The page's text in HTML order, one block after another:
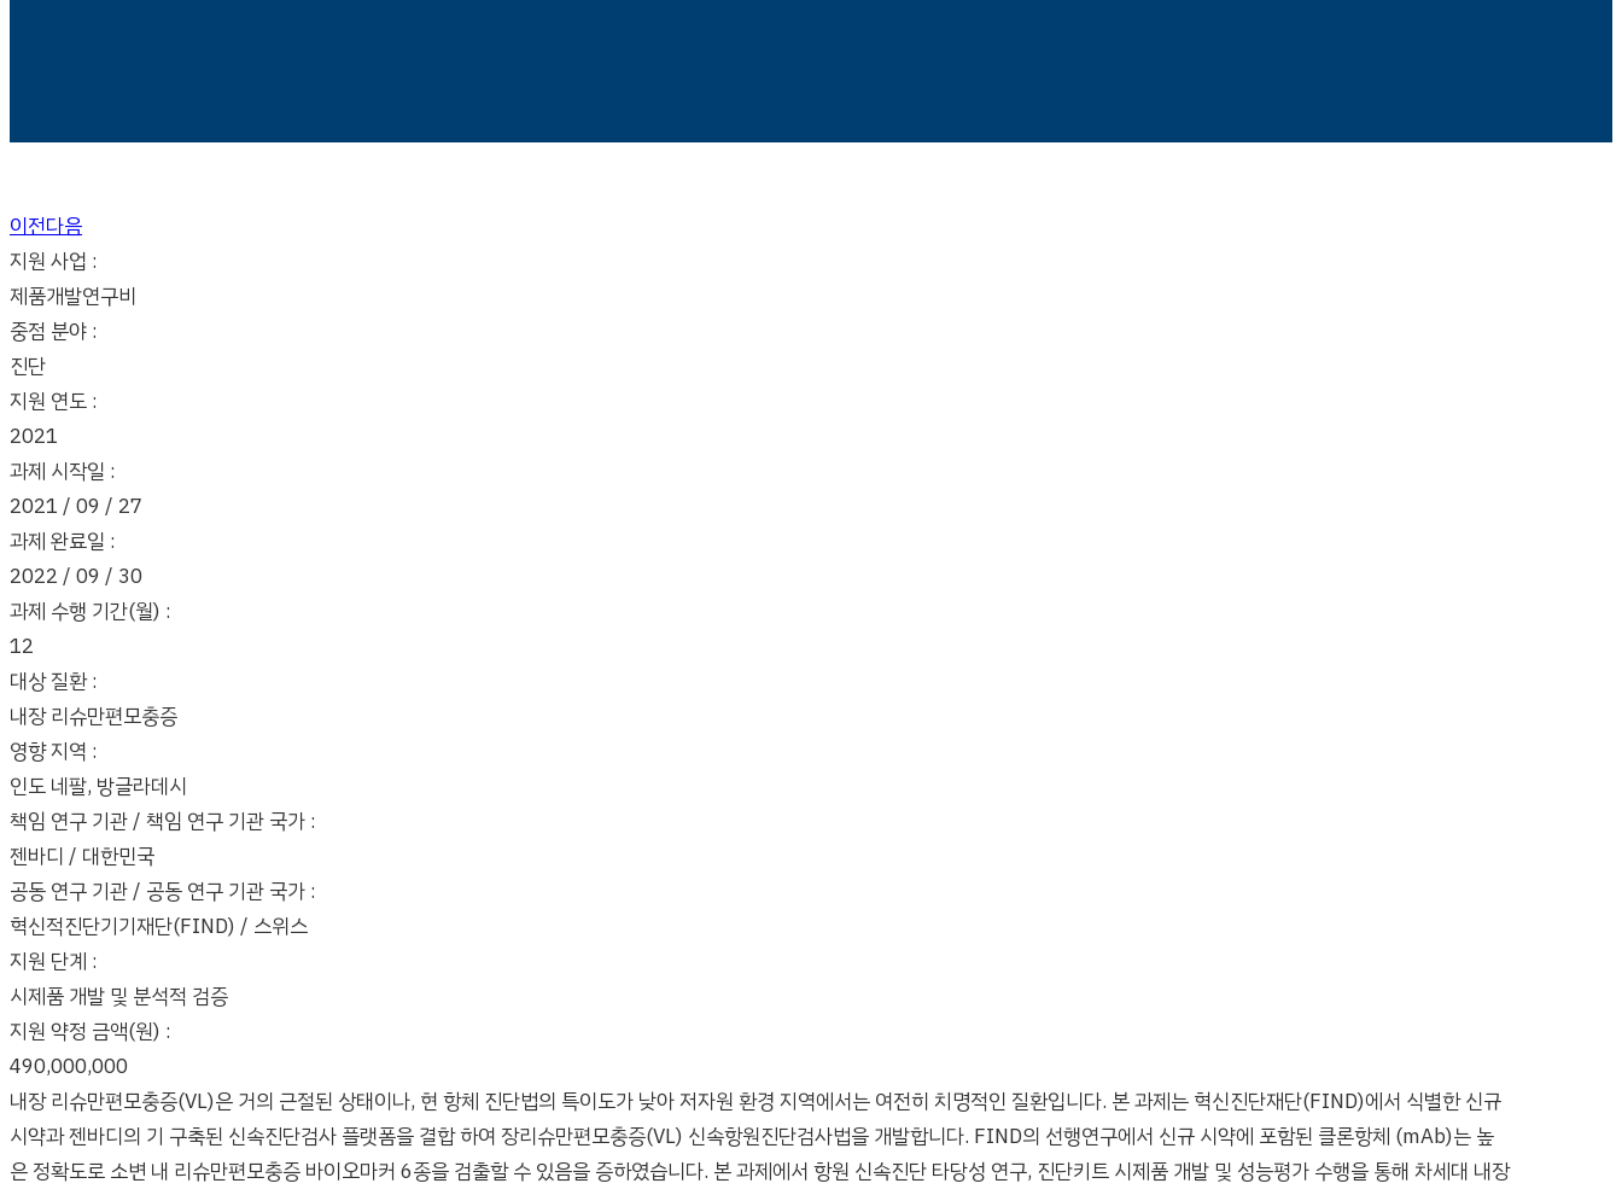
이전다음
지원 사업 :
제품개발연구비
중점 분야 :
진단
지원 연도 :
2021
과제 시작일 :
2021 / 09 / 27
과제 완료일 :
2022 / 09 / 30
과제 수행 기간(월) :
12
대상 질환 :
내장 리슈만편모충증
영향 지역 :
인도 네팔, 방글라데시
책임 연구 기관 / 책임 연구 기관 국가 :
젠바디 / 대한민국
공동 연구 기관 / 공동 연구 기관 국가 :
혁신적진단기기재단(FIND) / 스위스
지원 단계 :
시제품 개발 및 분석적 검증
지원 약정 금액(원) :
490,000,000
내장 리슈만편모충증(VL)은 거의 근절된 상태이나, 현 항체 진단법의 특이도가 낮아 저자원 환경 지역에서는 여전히 치명적인 질환입니다. 본 과제는 혁신진단재단(FIND)에서 식별한 신규
시약과 젠바디의 기 구축된 신속진단검사 플랫폼을 결합 하여 장리슈만편모충증(VL) 신속항원진단검사법을 개발합니다. FIND의 선행연구에서 신규 시약에 포함된 클론항체 (mAb)는 높
은 정확도로 소변 내 리슈만편모충증 바이오마커 6종을 검출할 수 있음을 증하였습니다. 본 과제에서 항원 신속진단 타당성 연구, 진단키트 시제품 개발 및 성능평가 수행을 통해 차세대 내장